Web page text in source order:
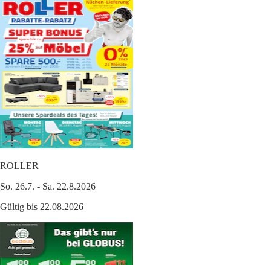
ROLLER
So. 26.7. - Sa. 22.8.2026
Gültig bis 22.08.2026